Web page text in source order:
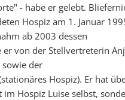
- habe er gelebt.
Hospiz am 1. Januar
ab 2003 dessen
von der Stellvertreterin
sowie der
Hospiz). Er hat
Hospiz Luise selbst,